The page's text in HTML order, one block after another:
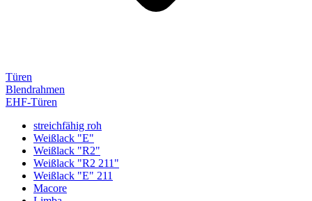
Türen
Blendrahmen
EHF-Türen
streichfähig roh
Weißlack "E"
Weißlack "R2"
Weißlack "R2 211"
Weißlack "E" 211
Macore